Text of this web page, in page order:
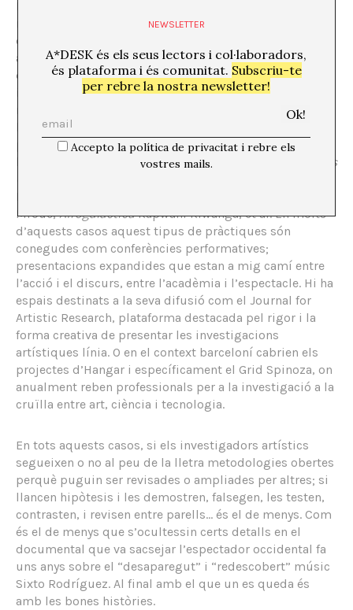
En tercer i últim lloc, la
refereix a la investigació que no assumeix la separació
entre l’investigador i la pràctica artística. Aquest
acostament està basat en la idea que no hi ha cap
divisió fonamental entre teoria i pràctica. La mateixa
investigació és l’obra d’art. Entren en comunió les
narratives ficcionals amb els recursos de l’
storytelling
l’
stand comedy
possibilitats que brinda la tecnologia juntament amb
la creativitat. Així ens trobem amb treballs com:
E-Mails
Ryan Rivadeneyra,
Mroué,AfrogalacticaKapwani Kiwanga, et al. En molts
d’aquests casos aquest tipus de pràctiques són
conegudes com conferències performatives;
presentacions expandides que estan a mig camí entre
l’acció i el discurs, entre l’acadèmia i l’espectacle. Hi ha
espais destinats a la seva difusió com el Journal for
Artistic Research, plataforma destacada pel rigor i la
forma creativa de presentar les investigacions
artístiques línia. O en el context barceloní cabrien els
projectes d’Hangar i específicament el Grid Spinoza, on
anualment reben professionals per a la investigació a la
cruïlla entre art, ciència i tecnologia.
En tots aquests casos, si els investigadors artístics
segueixen o no al peu de la lletra metodologies obertes
perquè puguin ser revisades o ampliades per altres; si
llancen hipòtesis i les demostren, falsegen, les testen,
contrasten, i revisen entre parells… és el de menys. Com
és el de menys que s’ocultessin certs detalls en el
documental que va sacsejar l’espectador occidental fa
uns anys sobre el “desaparegut” i “redescobert” músic
Sixto Rodríguez. Al final amb el que un es queda és
amb les bones històries.
NEWSLETTER
A*DESK és els seus lectors i col·laboradors,
és plataforma i és comunitat. Subscriu-te
per rebre la nostra newsletter!
Accepto la política de privacitat i rebre els
vostres mails.